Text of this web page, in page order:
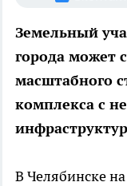
Земельный
города может
масштабного
комплекса с
В Челябинске